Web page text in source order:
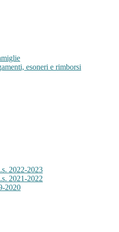
esoneri e rimborsi
2022-2023
2021-2022
2020